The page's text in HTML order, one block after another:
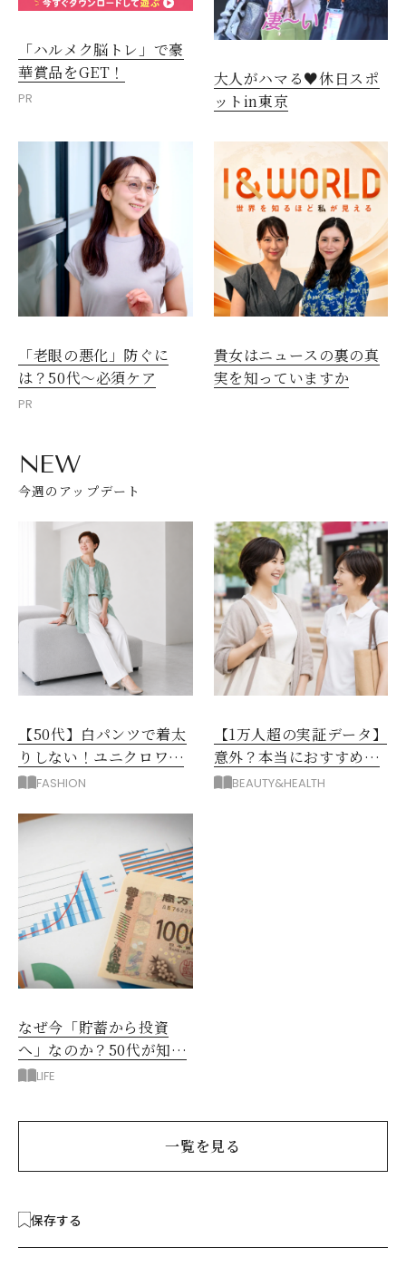
「ハルメク脳トレ」で豪
華賞品をGET！
PR
大人がハマる♥休日スポ
ットin東京
「老眼の悪化」防ぐに
は？50代～必須ケア
PR
貴女はニュースの裏の真
実を知っていますか
NEW
今週のアップデート
【50代】白パンツで着太
りしない！ユニクロワイ
ドパンツ夏の着回しテク
FASHION
【1万人超の実証データ】
意外？本当におすすめな
運動とストレス解消法と
BEAUTY&HEALTH
なぜ今「貯蓄から投資
へ」なのか？50代が知る
べきお金の新常識
LIFE
一覧を見る
保存する